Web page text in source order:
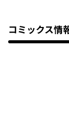
コミックス情